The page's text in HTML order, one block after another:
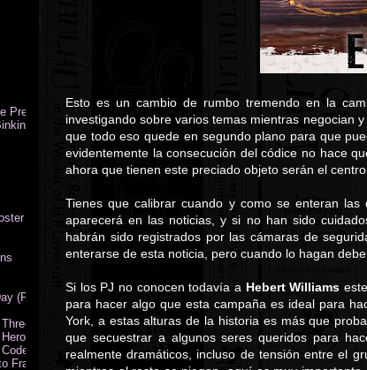
Esto es un cambio de rumbo tremendo en la
investigando sobre varios temas mientras negocian
que todo eso quede en segundo plano para que
evidentemente la consecución del códice no hace
ahora que tienen este preciado objeto serán el
Tienes que calibrar cuando y como se enteran
aparecerá en las noticias, y si no han sido
habrán sido registrados por las cámaras de
enterarse de esta noticia, pero cuando lo hagan
Si los PJ no conocen todavía a Hebert Williams
para hacer algo que esta campaña es ideal para
York, a estas alturas de la historia es más que
que secuestrar a algunos seres queridos para
realmente dramáticos, incluso de tensión entre el
Press' FreeRPG 2018 (PDF)
Collection
(Neil Gaiman)
(PDF)
Kings
of the Sea
of Honour (PDF)
France (PDF)